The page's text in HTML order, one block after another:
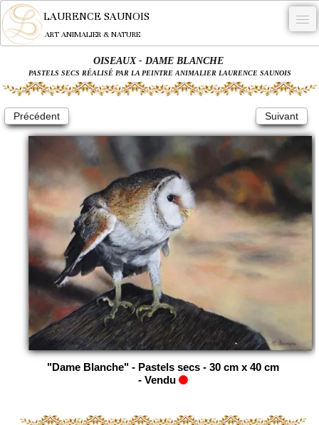
LAURENCE SAUNOIS
ART ANIMALIER & NATURE
NYMPHEUS LUMINANSIS.
OEUVRES
BECASSE
COMMANDE
L'ARTISTE.
NEWS
CONTACT
0
OISEAUX - DAME BLANCHE
PASTELS SECS RÉALISÉ PAR LA PEINTRE ANIMALIER LAURENCE SAUNOIS
Précédent Suivant
"Dame Blanche" - Pastels secs - 30 cm x 40 cm
- Vendu